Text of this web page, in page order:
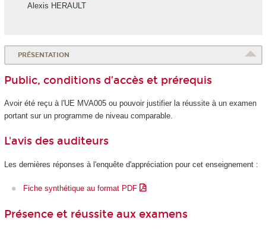
Alexis HERAULT
PRÉSENTATION
Public, conditions d’accès et prérequis
Avoir été reçu à l'UE MVA005 ou pouvoir justifier la réussite à un examen
portant sur un programme de niveau comparable.
L'avis des auditeurs
Les dernières réponses à l'enquête d'appréciation pour cet enseignement :
Fiche synthétique au format PDF
Présence et réussite aux examens